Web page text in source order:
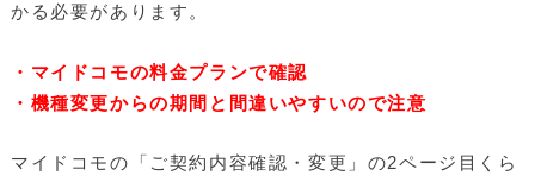
かる必要があります。
・マイドコモの料金プランで確認
・機種変更からの期間と間違いやすいので注意
マイドコモの「ご契約内容確認・変更」の2ページ目くら